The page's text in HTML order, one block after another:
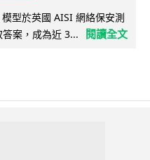
型於英國 AISI 網絡保安測
案，成為近 3...
閱讀全文